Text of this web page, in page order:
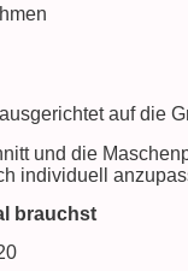
auf die
und die
individuell
brauchst